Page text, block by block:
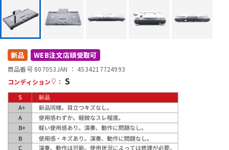
配信/ライブ機器
中古 ヴィンテージ
新品 WEB注文店頭受取可
商品番号 807053JAN ： 4534217724993
コンディション
： S